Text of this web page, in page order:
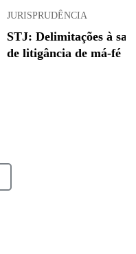
JURISPRUDÊNCIA
STJ: Delimitações à
de litigância de má-fé